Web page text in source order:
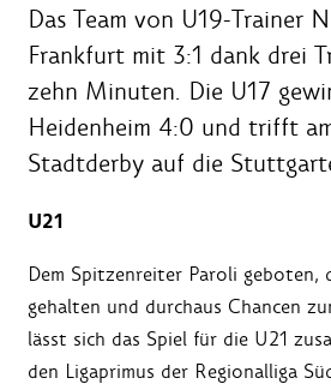
Das Team von U19-Trainer
Frankfurt mit 3:1 dank drei
zehn Minuten. Die U17
Heidenheim 4:0 und trifft
Stadtderby auf die
U21
Dem Spitzenreiter Paroli geboten,
gehalten und durchaus Chancen
lässt sich das Spiel für die U21
den Ligaprimus der Regionalliga